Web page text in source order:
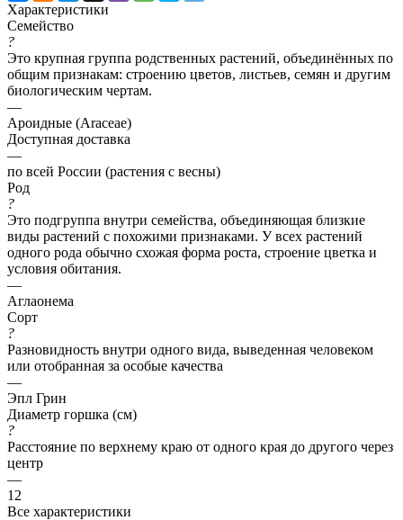
Характеристики
Семейство
?
Это крупная группа родственных растений, объединённых по
общим признакам: строению цветов, листьев, семян и другим
биологическим чертам.
—
Ароидные (Araceae)
Доступная доставка
—
по всей России (растения с весны)
Род
?
Это подгруппа внутри семейства, объединяющая близкие
виды растений с похожими признаками. У всех растений
одного рода обычно схожая форма роста, строение цветка и
условия обитания.
—
Аглаонема
Сорт
?
Разновидность внутри одного вида, выведенная человеком
или отобранная за особые качества
—
Эпл Грин
Диаметр горшка (см)
?
Расстояние по верхнему краю от одного края до другого через
центр
—
12
Все характеристики